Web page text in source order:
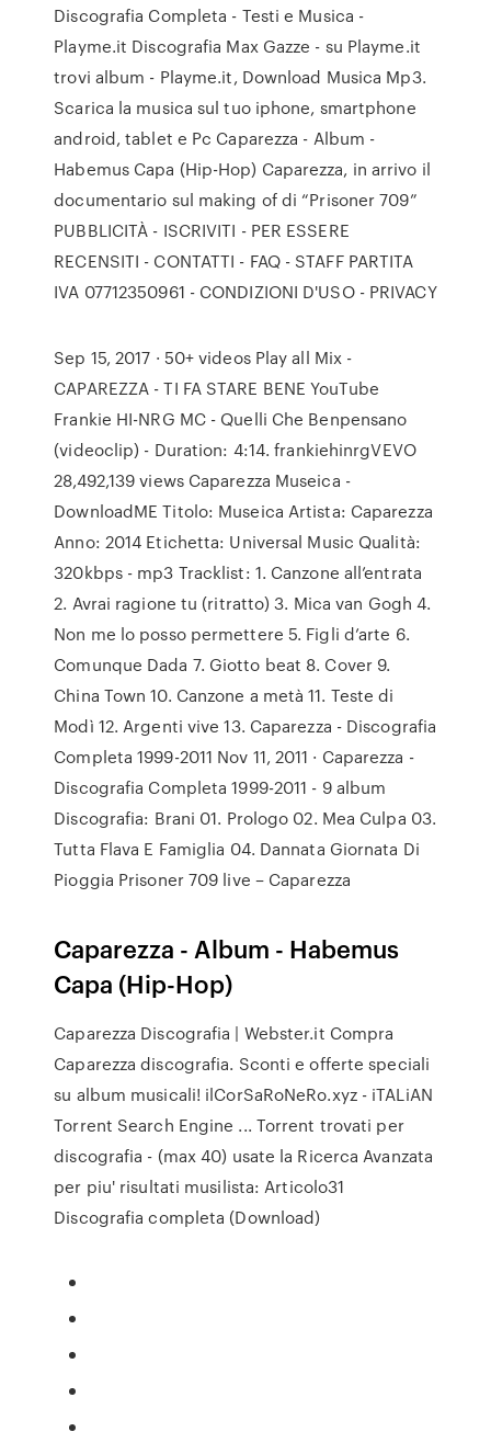
Discografia Completa - Testi e Musica -
Playme.it Discografia Max Gazze - su Playme.it
trovi album - Playme.it, Download Musica Mp3.
Scarica la musica sul tuo iphone, smartphone
android, tablet e Pc Caparezza - Album -
Habemus Capa (Hip-Hop) Caparezza, in arrivo il
documentario sul making of di “Prisoner 709”
PUBBLICITÀ - ISCRIVITI - PER ESSERE
RECENSITI - CONTATTI - FAQ - STAFF PARTITA
IVA 07712350961 - CONDIZIONI D'USO - PRIVACY
Sep 15, 2017 · 50+ videos Play all Mix -
CAPAREZZA - TI FA STARE BENE YouTube
Frankie HI-NRG MC - Quelli Che Benpensano
(videoclip) - Duration: 4:14. frankiehinrgVEVO
28,492,139 views Caparezza Museica -
DownloadME Titolo: Museica Artista: Caparezza
Anno: 2014 Etichetta: Universal Music Qualità:
320kbps - mp3 Tracklist: 1. Canzone all’entrata
2. Avrai ragione tu (ritratto) 3. Mica van Gogh 4.
Non me lo posso permettere 5. Figli d’arte 6.
Comunque Dada 7. Giotto beat 8. Cover 9.
China Town 10. Canzone a metà 11. Teste di
Modì 12. Argenti vive 13. Caparezza - Discografia
Completa 1999-2011 Nov 11, 2011 · Caparezza -
Discografia Completa 1999-2011 - 9 album
Discografia: Brani 01. Prologo 02. Mea Culpa 03.
Tutta Flava E Famiglia 04. Dannata Giornata Di
Pioggia Prisoner 709 live – Caparezza
Caparezza - Album - Habemus
Capa (Hip-Hop)
Caparezza Discografia | Webster.it Compra
Caparezza discografia. Sconti e offerte speciali
su album musicali! ilCorSaRoNeRo.xyz - iTALiAN
Torrent Search Engine ... Torrent trovati per
discografia - (max 40) usate la Ricerca Avanzata
per piu' risultati musilista: Articolo31
Discografia completa (Download)